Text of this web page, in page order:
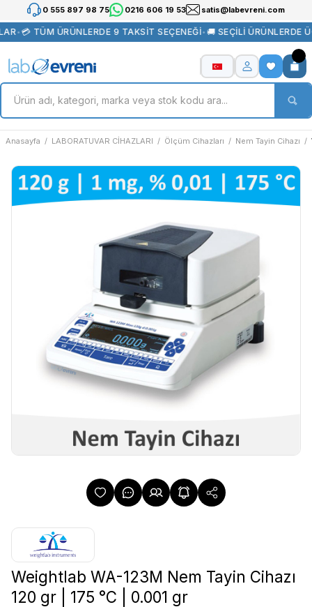
0 555 897 98 75 0216 606 19 53 satis@labevreni.com
•💳 TÜM ÜRÜNLERDE 9 TAKSİT SEÇENEĞİ•🚚 SEÇİLİ ÜRÜNLERDE
Anasayfa LABORATUVAR CİHAZLARI Ölçüm Cihazları Nem Tayin Cihazı
Weightlab WA-123M Nem Tayin Cihazı
120 gr | 175 °C | 0.001 gr